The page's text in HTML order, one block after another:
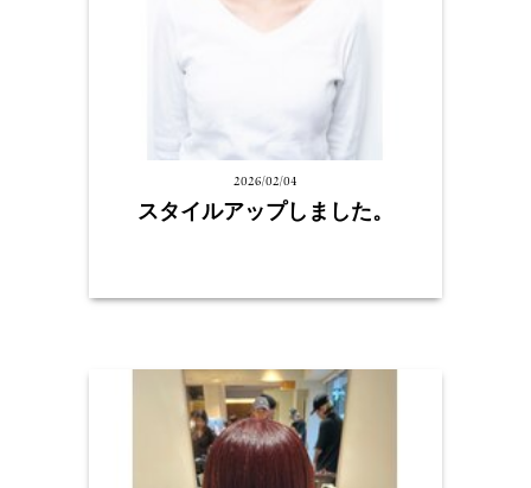
2026/02/04
スタイルアップしました。